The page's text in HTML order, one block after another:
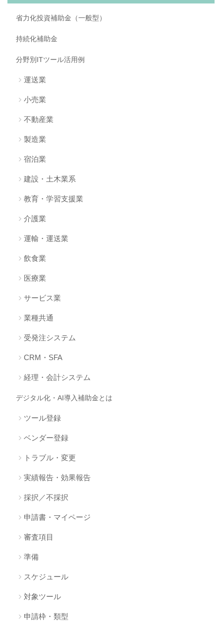
省力化投資補助金（一般型）
持続化補助金
分野別ITツール活用例
運送業
小売業
不動産業
製造業
宿泊業
建設・土木業系
教育・学習支援業
介護業
運輸・運送業
飲食業
医療業
サービス業
業種共通
受発注システム
CRM・SFA
経理・会計システム
デジタル化・AI導入補助金とは
ツール登録
ベンダー登録
トラブル・変更
実績報告・効果報告
採択／不採択
申請書・マイページ
審査項目
準備
スケジュール
対象ツール
申請枠・類型